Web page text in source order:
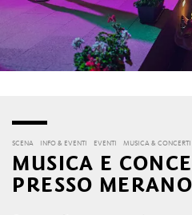
SCENA INFO & EVENTI EVENTI MUSICA & CONCERTI
MUSICA E
PRESSO MERANO